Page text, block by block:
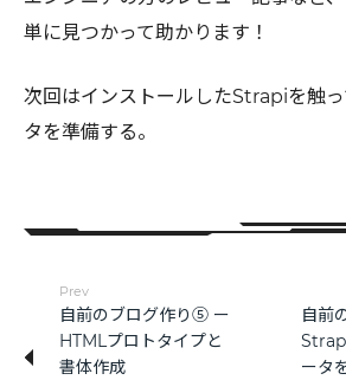
単に見つかって助かります！
次回はインストールしたStrapiを触
タを準備する。
Prev
自前のブログ作り⑤ ー
HTMLプロトタイプと
書体作成
自前
ータ